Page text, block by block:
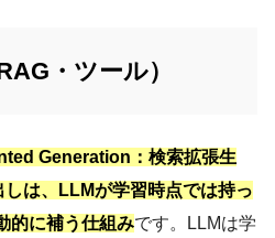
・ツール）
Generation：検索拡張生
は、LLMが学習時点では持っ
的に補う仕組みです。LLMは学